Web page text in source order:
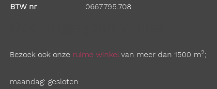
BTW nr
0667.795.708
Bezoek ook onze ruime winkelvan meer dan 1500 m2;
maandag: gesloten